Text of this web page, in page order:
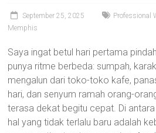
September 25, 2025
Professional
Memphis
Saya ingat betul hari pertama
punya ritme berbeda: sumpah,
mengalun dari toko-toko kafe,
hari, dan senyum ramah orang-
terasa dekat begitu cepat. Di
hal yang tidak terlalu baru adalah